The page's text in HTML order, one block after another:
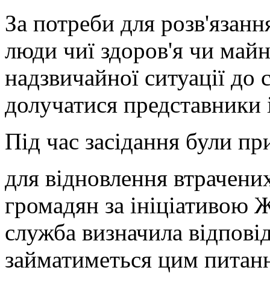
За потреби для
люди чиї здоров'я чи
надзвичайної ситуації
долучатися представники
Під час засідання були
для відновлення
громадян за
служба визначила
займатиметься цим